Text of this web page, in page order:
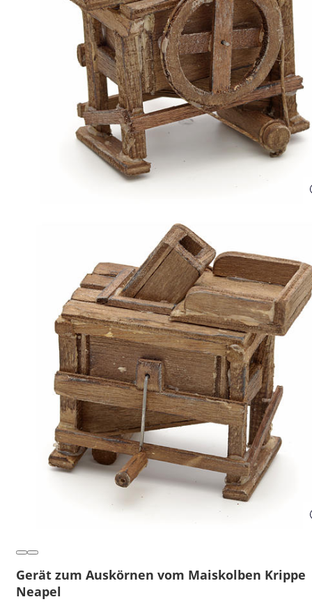
Gerät zum Auskörnen vom Maiskolben Krippe
Neapel